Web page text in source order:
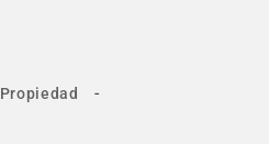
Propiedad -